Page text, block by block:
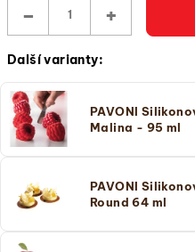
+
−
Další varianty:
PAVONI
Malina - 95 ml
PAVONI
Round 64 ml